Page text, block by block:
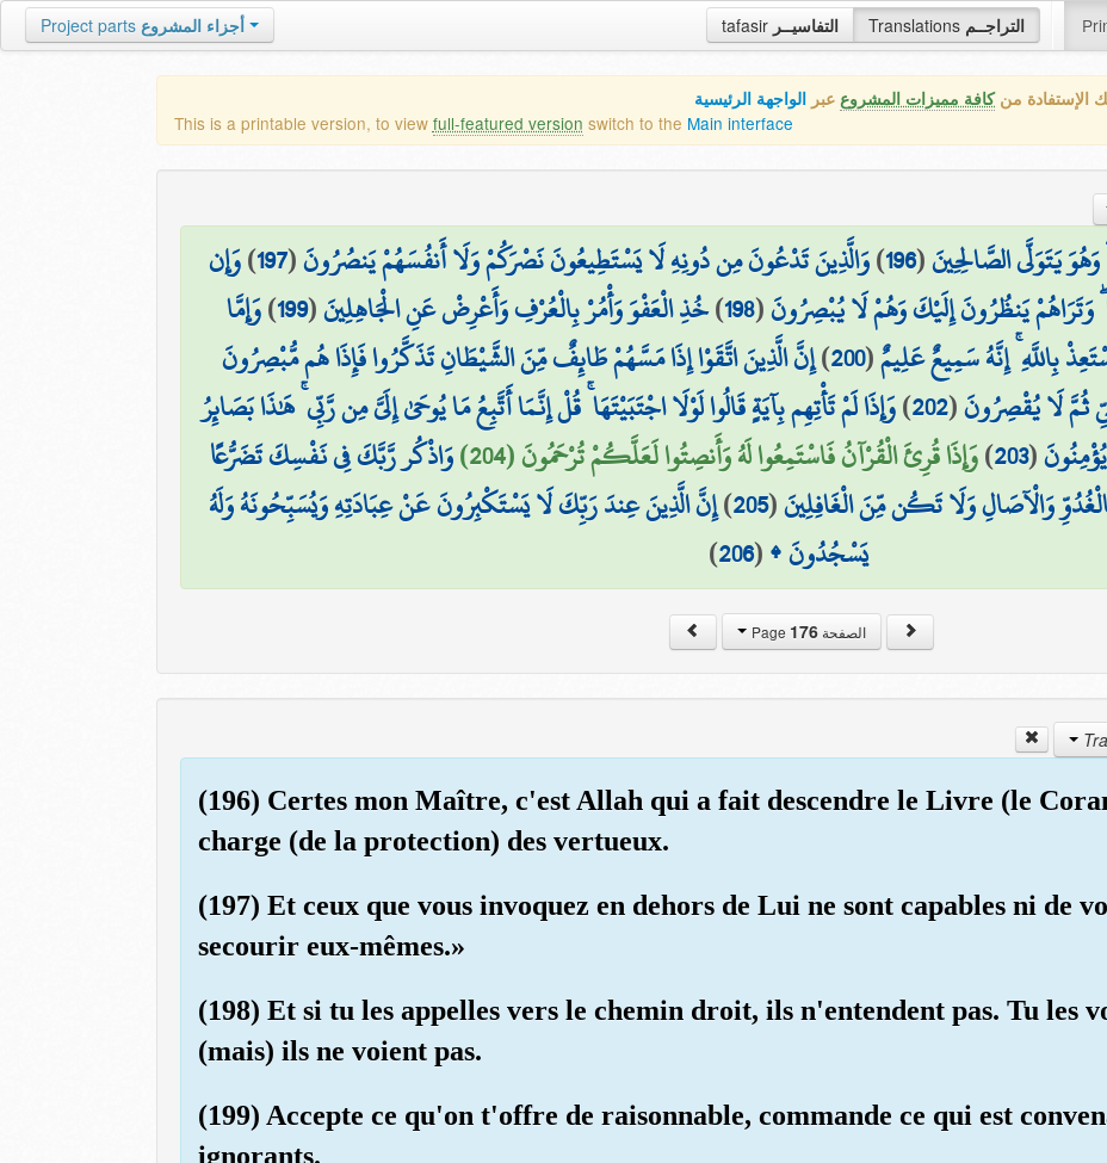
tafasir التفاسيــر Translations التراجــم Project parts أجزاء المشروع
الإستفادة منكافة مميزات المشروع عبر الواجهة الرئيسية
This is a printable version, to view full-featured version switch to the Main interface
يَتَوَلَّى الصَّالِحِينَ(
196
)وَالَّذِينَ تَدْعُونَ مِن دُونِهِ لَا يَسْتَطِيعُونَ نَصْرَكُمْ وَلَا أَنفُسَهُمْ يَنصُرُونَ(
197
)وَإِن
وَتَرَاهُمْ يَنظُرُونَ إِلَيْكَ وَهُمْ لَا يُبْصِرُونَ(
198
)خُذِ الْعَفْوَ وَأْمُرْ بِالْعُرْفِ وَأَعْرِضْ عَنِ الْجَاهِلِينَ(
199
)وَإِمَّا
بِاللَّهِ ۚ إِنَّهُ سَمِيعٌ عَلِيمٌ(
200
)إِنَّ الَّذِينَ اتَّقَوْا إِذَا مَسَّهُمْ طَائِفٌ مِّنَ الشَّيْطَانِ تَذَكَّرُوا فَإِذَا هُم مُّبْصِرُونَ
ثُمَّ لَا يُقْصِرُونَ(
202
)وَإِذَا لَمْ تَأْتِهِم بِآيَةٍ قَالُوا لَوْلَا اجْتَبَيْتَهَا ۚ قُلْ إِنَّمَا أَتَّبِعُ مَا يُوحَىٰ إِلَيَّ مِن رَّبِّي ۚ هَٰذَا بَصَائِرُ
(
203
)وَإِذَا قُرِئَ الْقُرْآنُ فَاسْتَمِعُوا لَهُ وَأَنصِتُوا لَعَلَّكُمْ تُرْحَمُونَ (204)
وَاذْكُر رَّبَّكَ فِي نَفْسِكَ تَضَرُّعًا
وَالْآصَالِ وَلَا تَكُن مِّنَ الْغَافِلِينَ(
205
)إِنَّ الَّذِينَ عِندَ رَبِّكَ لَا يَسْتَكْبِرُونَ عَنْ عِبَادَتِهِ وَيُسَبِّحُونَهُ وَلَهُ
يَسْجُدُونَ ۩(
206
)
الصفحة Page176
(196) Certes mon Maître, c'est Allah qui a fait descendre le Livre (le
charge (de la protection) des vertueux.
(197) Et ceux que vous invoquez en dehors de Lui ne sont capables ni de
secourir eux-mêmes.»
(198) Et si tu les appelles vers le chemin droit, ils n'entendent pas. Tu les
(mais) ils ne voient pas.
(199) Accepte ce qu'on t'offre de raisonnable, commande ce qui est
ignorants.